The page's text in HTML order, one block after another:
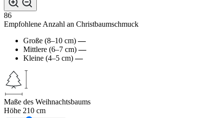
86
Empfohlene Anzahl an Christbaumschmuck
Große (8–10 cm) —
Mittlere (6–7 cm) —
Kleine (4–5 cm) —
Maße des Weihnachtsbaums
Höhe 210 cm